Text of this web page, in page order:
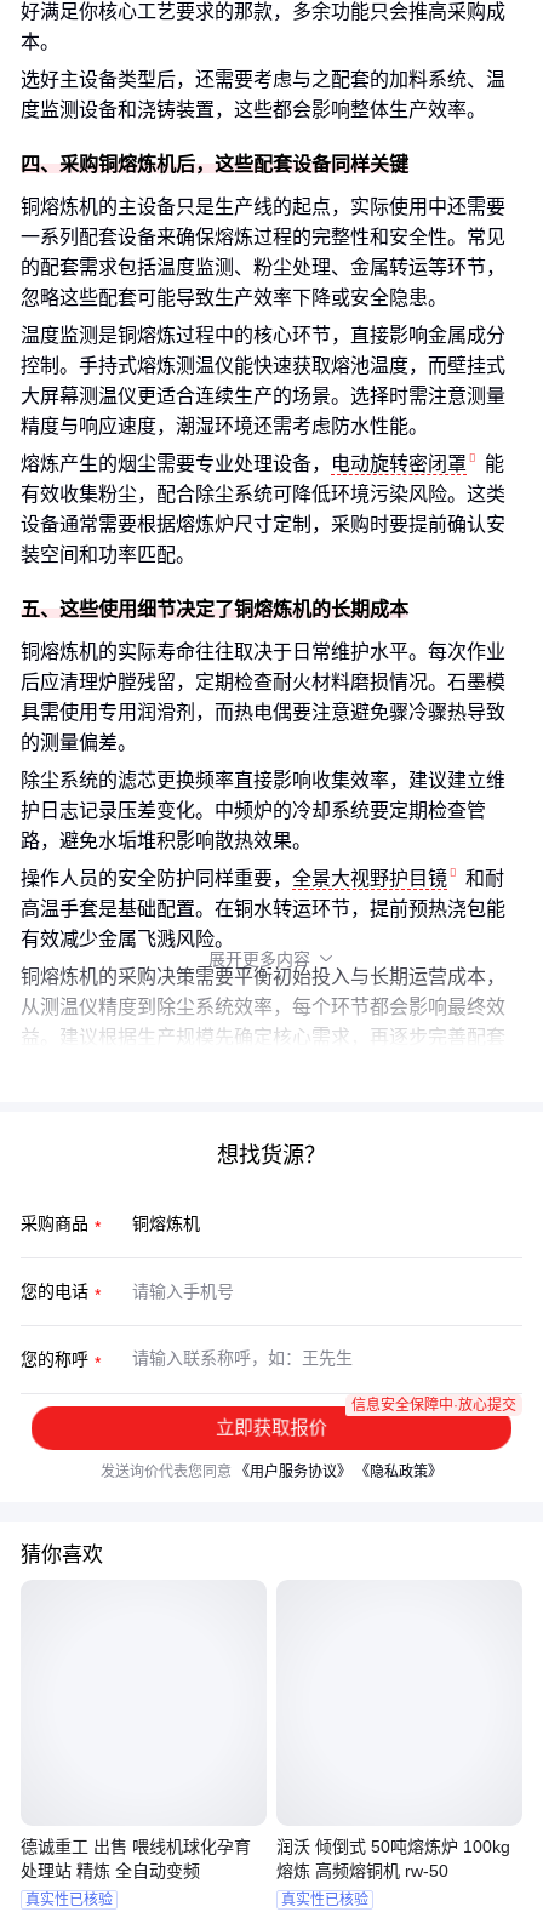
好满足你核心工艺要求的那款，多余功能只会推高采购成
本。
选好主设备类型后，还需要考虑与之配套的加料系统、温
度监测设备和浇铸装置，这些都会影响整体生产效率。
四、采购铜熔炼机后，这些配套设备同样关键
铜熔炼机的主设备只是生产线的起点，实际使用中还需要
一系列配套设备来确保熔炼过程的完整性和安全性。常见
的配套需求包括温度监测、粉尘处理、金属转运等环节，
忽略这些配套可能导致生产效率下降或安全隐患。
温度监测是铜熔炼过程中的核心环节，直接影响金属成分
控制。手持式熔炼测温仪能快速获取熔池温度，而壁挂式
大屏幕测温仪更适合连续生产的场景。选择时需注意测量
精度与响应速度，潮湿环境还需考虑防水性能。
熔炼产生的烟尘需要专业处理设备，
电动旋转密闭罩
能
有效收集粉尘，配合除尘系统可降低环境污染风险。这类
设备通常需要根据熔炼炉尺寸定制，采购时要提前确认安
装空间和功率匹配。
五、这些使用细节决定了铜熔炼机的长期成本
铜熔炼机的实际寿命往往取决于日常维护水平。每次作业
后应清理炉膛残留，定期检查耐火材料磨损情况。石墨模
具需使用专用润滑剂，而热电偶要注意避免骤冷骤热导致
的测量偏差。
除尘系统的滤芯更换频率直接影响收集效率，建议建立维
护日志记录压差变化。中频炉的冷却系统要定期检查管
路，避免水垢堆积影响散热效果。
操作人员的安全防护同样重要， 全景大视野护目镜
和耐
高温手套是基础配置。在铜水转运环节，提前预热浇包能
有效减少金属飞溅风险。
铜熔炼机的采购决策需要平衡初始投入与长期运营成本，
从测温仪精度到除尘系统效率，每个环节都会影响最终效
益。建议根据生产规模先确定核心需求，再逐步完善配套
展开更多内容 
想找货源？
采购商品
您的电话
您的称呼
立即获取报价
信息安全保障中·放心提交
发送询价代表您同意 《用户服务协议》 《隐私政策》
猜你喜欢
德诚重工 出售 喂线机球化孕育
处理站 精炼 全自动变频
真实性已核验
润沃 倾倒式 50吨熔炼炉 100kg
熔炼 高频熔铜机 rw-50
真实性已核验